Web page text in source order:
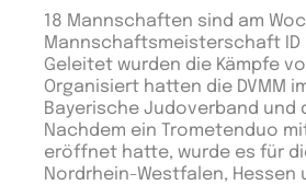
18 Mannschaften sind am
Mannschaftsmeisterschaft
Geleitet wurden die Kämpfe
Organisiert hatten die DVMM
Bayerische Judoverband
Nachdem ein Trometenduo
eröffnet hatte, wurde es für
Nordrhein-Westfalen, Hessen